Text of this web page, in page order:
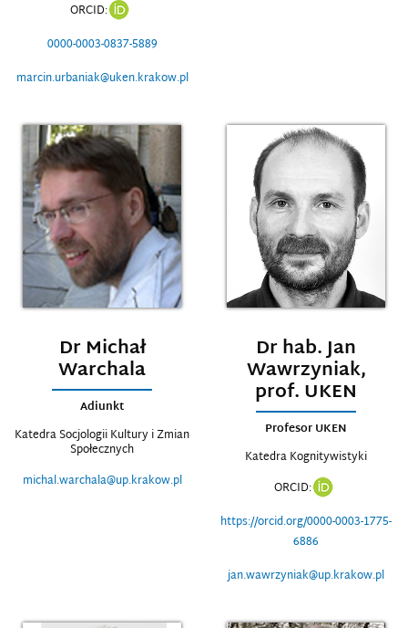
ORCID:
0000-0003-0837-5889
marcin.urbaniak@uken.krakow.pl
Dr Michał
Warchala
Adiunkt
Katedra Socjologii Kultury i Zmian
Społecznych
michal.warchala@up.krakow.pl
Dr hab. Jan
Wawrzyniak,
prof. UKEN
Profesor UKEN
Katedra Kognitywistyki
ORCID:
https://orcid.org/0000-0003-1775-
6886
jan.wawrzyniak@up.krakow.pl